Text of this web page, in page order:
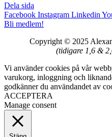
Dela sida
Facebook Instagram Linkedin
Bli medlem!
Copyright © 2025
(tidigare 1,6 &
Vi använder cookies på vår
varukorg, inloggning och
godkänner du användandet av
ACCEPTERA
Manage consent